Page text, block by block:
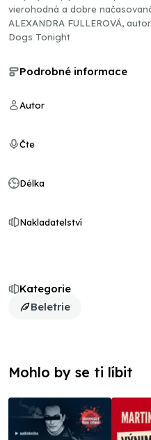
vierohodná a dobre
ALEXANDRA FULLEROVÁ,
Dogs Tonight
Kategorie
Beletrie
Podrobné informace
Autor
Čte
Délka
Nakladatelství
Mohlo by se ti líbit